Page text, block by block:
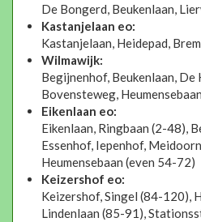
De Bongerd, Beukenlaan,
Kastanjelaan eo:
Kastanjelaan, Heidepad,
Wilmawijk:
Begijnenhof, Beukenlaan, De
Bovensteweg,
Eikenlaan eo:
Eikenlaan, Ringbaan (2-48),
Essenhof, Iepenhof,
Heumensebaan (even 54-72)
Keizershof eo:
Keizershof, Singel (84-120),
Lindenlaan (85-91),